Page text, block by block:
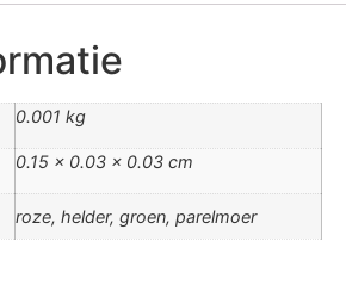
0.001 kg
0.15 × 0.03 × 0.03 cm
roze, helder, groen, parelmoer